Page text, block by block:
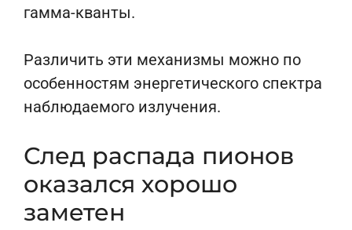
гамма-кванты.
Различить эти механизмы можно по
особенностям энергетического спектра
наблюдаемого излучения.
След распада пионов
оказался хорошо
заметен